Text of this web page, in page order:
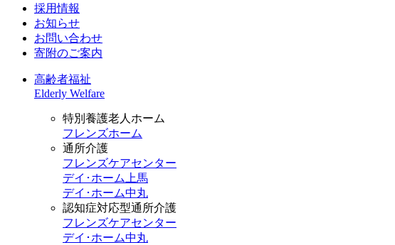
採用情報
お知らせ
お問い合わせ
寄附のご案内
高齢者福祉
Elderly Welfare
特別養護老人ホーム
フレンズホーム
通所介護
フレンズケアセンター
デイ･ホーム上馬
デイ･ホーム中丸
認知症対応型通所介護
フレンズケアセンター
デイ･ホーム中丸